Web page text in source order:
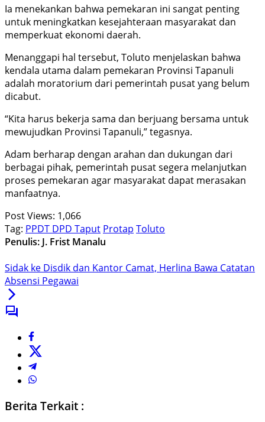
Ia menekankan bahwa pemekaran ini sangat penting
untuk meningkatkan kesejahteraan masyarakat dan
memperkuat ekonomi daerah.
Menanggapi hal tersebut, Toluto menjelaskan bahwa
kendala utama dalam pemekaran Provinsi Tapanuli
adalah moratorium dari pemerintah pusat yang belum
dicabut.
“Kita harus bekerja sama dan berjuang bersama untuk
mewujudkan Provinsi Tapanuli,” tegasnya.
Adam berharap dengan arahan dan dukungan dari
berbagai pihak, pemerintah pusat segera melanjutkan
proses pemekaran agar masyarakat dapat merasakan
manfaatnya.
Post Views: 1,066
Tag: PPDT DPD Taput Protap Toluto
Penulis: J. Frist Manalu
Sidak ke Disdik dan Kantor Camat, Herlina Bawa Catatan
Absensi Pegawai
Berita Terkait :